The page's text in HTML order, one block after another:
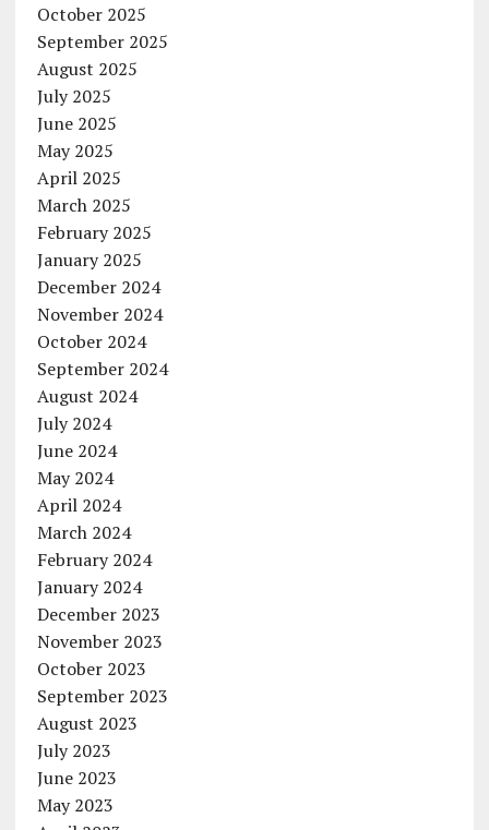
October 2025
September 2025
August 2025
July 2025
June 2025
May 2025
April 2025
March 2025
February 2025
January 2025
December 2024
November 2024
October 2024
September 2024
August 2024
July 2024
June 2024
May 2024
April 2024
March 2024
February 2024
January 2024
December 2023
November 2023
October 2023
September 2023
August 2023
July 2023
June 2023
May 2023